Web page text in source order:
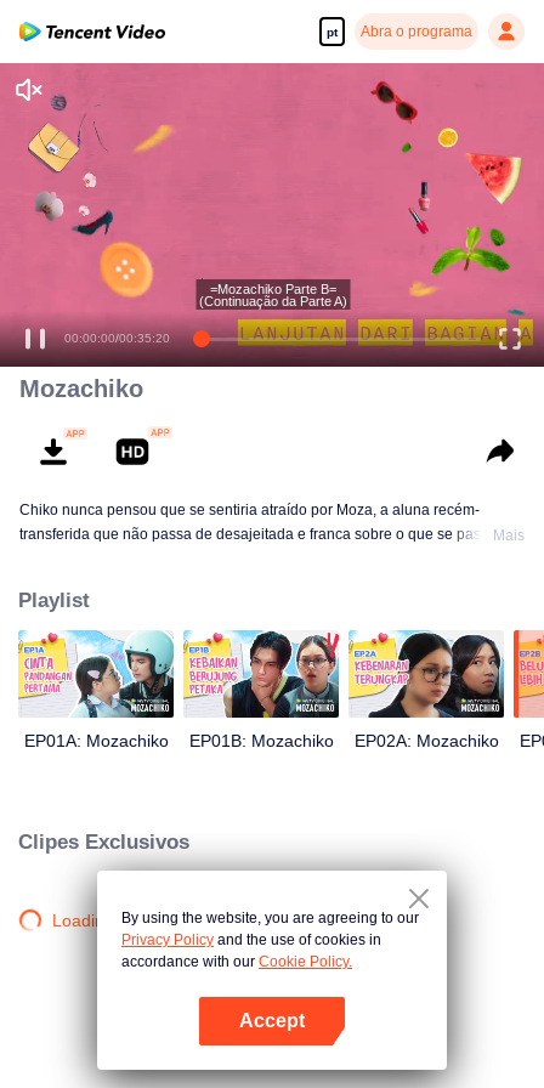
pt Abra o programa
Abra o programa
00:00:00/00:35:20
=Mozachiko Parte B=
(Continuação da Parte A)
Mozachiko
Chiko nunca pensou que se sentiria atraído por Moza, a aluna recém-
transferida que não passa de desajeitada e franca sobre o que se passa em
toma, causando uma grande reviravolta na história: agora é Chiko quem a
persegue.
Mais
Playlist
EP01A: Mozachiko EP01B: Mozachiko EP02A: Mozachiko
Clipes Exclusivos
Loading…By using the website, you are agreeing to our
Privacy Policy and the use of cookies in
accordance with our Cookie Policy.
Accept